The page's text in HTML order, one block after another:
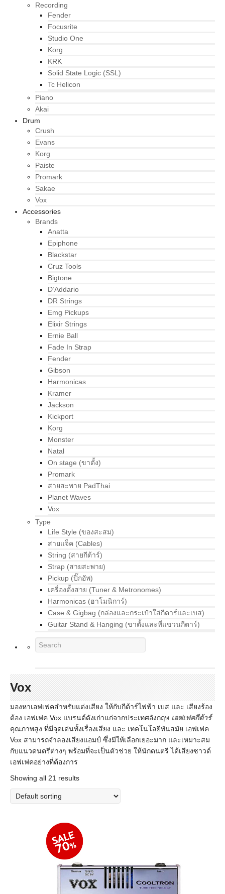
Recording
Fender
Focusrite
Studio One
Korg
KRK
Solid State Logic (SSL)
Tc Helicon
Piano
Akai
Drum
Crush
Evans
Korg
Paiste
Promark
Sakae
Vox
Accessories
Brands
Anatta
Epiphone
Blackstar
Cruz Tools
Bigtone
D’Addario
DR Strings
Emg Pickups
Elixir Strings
Ernie Ball
Fade In Strap
Fender
Gibson
Harmonicas
Kramer
Jackson
Kickport
Korg
Monster
Natal
On stage (ขาตั้ง)
Promark
สายสะพาย PadThai
Planet Waves
Vox
Type
Life Style (ของสะสม)
สายแจ็ค (Cables)
String (สายกีต้าร์)
Strap (สายสะพาย)
Pickup (ปิ๊กอัพ)
เครื่องตั้งสาย (Tuner & Metronomes)
Harmonicas (ฮาโมนิการ์)
Case & Gigbag (กล่องและกระเป๋าใส่กีตาร์และเบส)
Guitar Stand & Hanging (ขาตั้งและที่แขวนกีตาร์)
Vox
มองหาเอฟเฟคสำหรับแต่งเสียง ให้กับกีต้าร์ไฟฟ้า เบส และ เสียงร้อง
ต้อง เอฟเฟค Vox แบรนด์ดังเก่าแก่จากประเทศอังกฤษ เอฟเฟคกีต้าร์
คุณภาพสูง ที่มีจุดเด่นทั้งเรื่องเสียง และ เทคโนโลยีทันสมัย เอฟเฟค
Vox สามารถจำลองเสียงแอมป์ ซึ่งมีให้เลือกเยอะมาก และเหมาะสม
กับแนวดนตรีต่างๆ พร้อมที่จะเป็นตัวช่วย ให้นักดนตรี ได้เสียงซาวด์
เอฟเฟคอย่างที่ต้องการ
Showing all 21 results